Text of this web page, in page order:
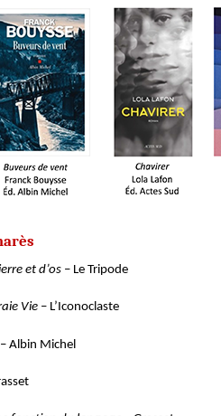
et d’os – Le Tripode
Vie – L’Iconoclaste
– Albin Michel